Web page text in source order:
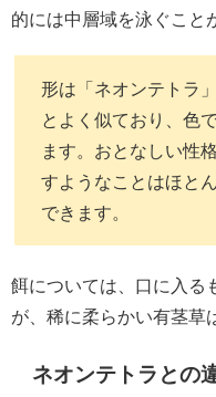
的には中層域を泳ぐこと
形は「ネオンテトラ
とよく似ており、色
ます。おとなしい性
すようなことはほと
できます。
餌については、口に入る
が、稀に柔らかい有茎草
ネオンテトラとの